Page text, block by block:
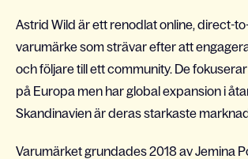
Astrid Wild är ett renodlat online, direct-
varumärke som strävar efter att
och följare till ett community. De
på Europa men har global expansion i
Skandinavien är deras starkaste
Varumärket grundades 2018 av Jemina